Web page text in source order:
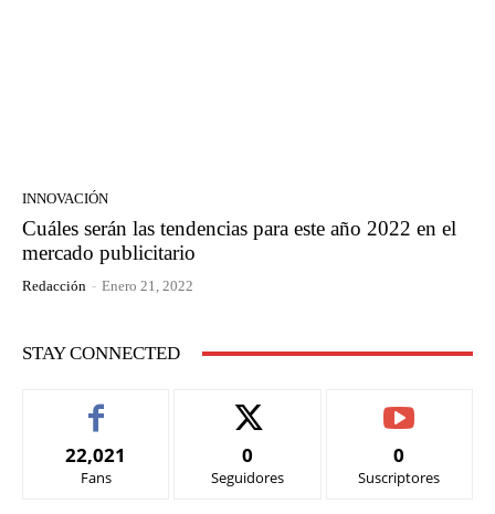
INNOVACIÓN
Cuáles serán las tendencias para este año 2022 en el
mercado publicitario
Redacción - Enero 21, 2022
STAY CONNECTED
22,021
Fans
0
Seguidores
0
Suscriptores